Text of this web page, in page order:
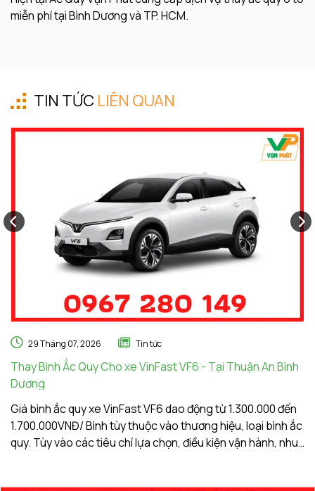
miễn phí tại Bình Dương và TP. HCM.
TIN TỨC LIÊN QUAN
29 Tháng 07, 2026 Tin tức
Thay Bình Ắc Quy Cho xe VinFast VF6 - Tại Thuận An Bình
Dương
Giá bình ắc quy xe VinFast VF6 dao động từ 1.300.000 đến
1.700.000VNĐ/ Bình tùy thuộc vào thương hiệu, loại bình ắc
quy. Tùy vào các tiêu chí lựa chọn, điều kiện vận hành, nhu